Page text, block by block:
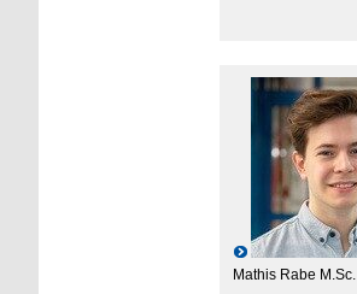
Mathis Rabe M.Sc.